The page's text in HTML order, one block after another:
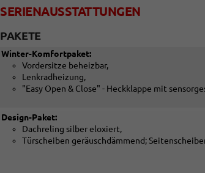
SERIENAUSSTATTUNGEN
PAKETE
Winter-Komfortpaket:
Vordersitze beheizbar,
Lenkradheizung,
"Easy Open & Close" - Heckklappe mit
Design-Paket:
Dachreling silber eloxiert,
Türscheiben geräuschdämmend;